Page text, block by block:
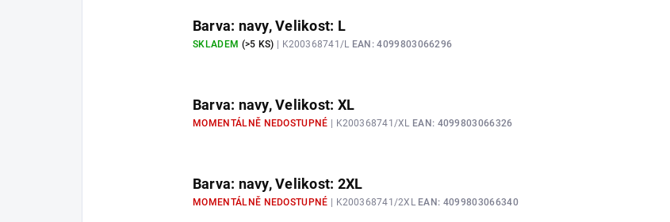
Barva: navy, Velikost: L
SKLADEM (>5 KS) | K200368741/L EAN: 4099803066296
Barva: navy, Velikost: XL
MOMENTÁLNĚ NEDOSTUPNÉ | K200368741/XL EAN: 4099803066326
Barva: navy, Velikost: 2XL
MOMENTÁLNĚ NEDOSTUPNÉ | K200368741/2XL EAN: 4099803066340